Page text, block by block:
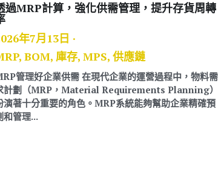
過MRP計算，強化供需管理，提升存貨周轉
年7月13日 ·
BOM, 庫存, MPS, 供應鏈
管理好企業供需 在現代企業的運營過程中，物料需
計劃（MRP，Material Requirements Planning）
演著十分重要的角色。MRP系統能夠幫助企業精確預
和管理...